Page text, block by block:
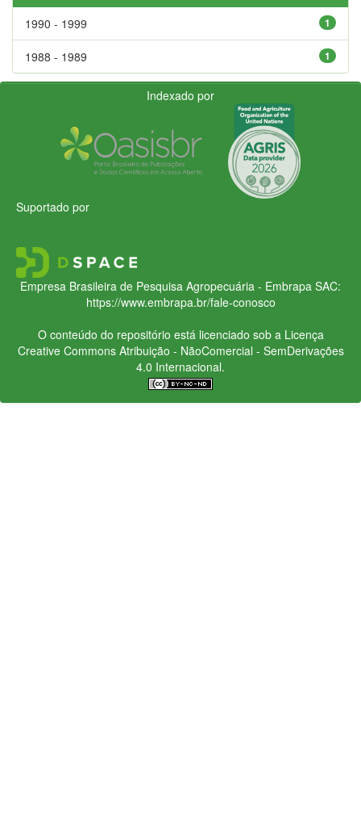
1
1990 - 1999
1
1988 - 1989
Indexado por
Suportado por
Empresa Brasileira de Pesquisa Agropecuária - Embrapa SAC:
https://www.embrapa.br/fale-conosco
O conteúdo do repositório está licenciado sob a Licença
Creative CommonsAtribuição - NãoComercial - SemDerivações
4.0 Internacional.